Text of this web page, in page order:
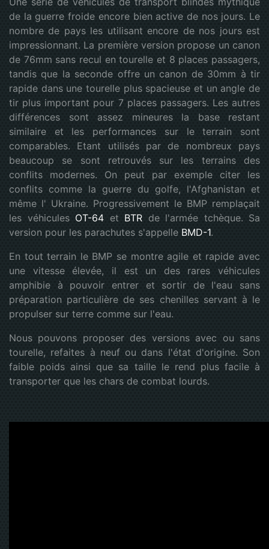
de la guerre froide encore bien active de nos jours. Le
nombre de pays les utilisant encore de nos jours est
impressionnant. La première version propose un canon
de 76mm sans recul en tourelle et 8 places passagers,
tandis que la seconde offre un canon de 30mm à tir
rapide dans une tourelle plus spacieuse et un angle de
tir plus important pour 7 places passagers. Les autres
différences sont assez mineures la base restant
similaire et les performances sur le terrain sont
comparables. Etant utilisés par de nombreux pays
beaucoup se sont retrouvés sur les terrains des
conflits modernes. On peut par exemple citer les
conflits comme la guerre du golfe, l'Afghanistan et
même l' Ukraine. Progressivement le BMP remplaçait
les véhicules OT-64 et BTR de l'armée tchèque. Sa
version pour les parachutes s'appelle BMD-1.
En tout terrain le BMP se montre agile et rapide avec
une vitesse élevée, il est un des rares véhicules
amphibie à pouvoir entrer et sortir de l'eau sans
préparation particulière de ses chenilles servant à le
propulser sur terre comme sur l'eau.
Nous pouvons proposer des versions avec ou sans
tourelle, refaites à neuf ou dans l'état d'origine. Son
faible poids ainsi que sa taille le rend plus facile à
transporter que les chars de combat lourds.